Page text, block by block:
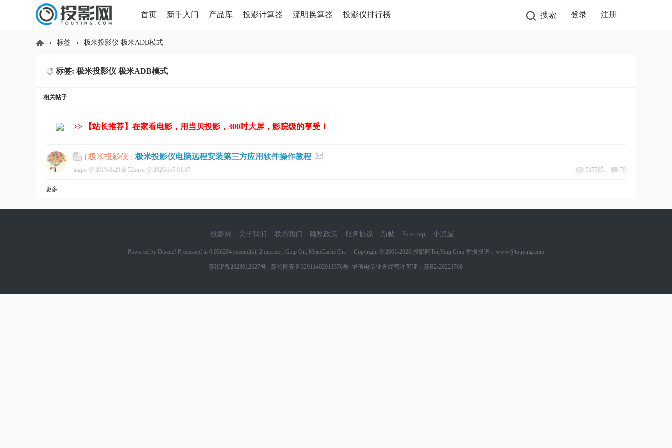
首页 新手入门 产品库 投影计算器 流明换算器 投影仪排行榜
HDMI版本对比 导读
搜索 登录 注册
› 标签 › 极米投影仪 极米ADB模式
标签: 极米投影仪 极米ADB模式
相关帖子
>> 【站长推荐】在家看电影，用当贝投影，300吋大屏，影院级的享受！
[极米投影仪] 极米投影仪电脑远程安装第三方应用软件操作教程
ingpo @ 2019-8-29 & 52susu @ 2026-1-5 01:37 517585 79
更多...
投影网 关于我们 联系我们 隐私政策 服务协议 新帖 Sitemap 小黑屋
Powered by Discuz! Processed in 0.036204 second(s), 2 queries , Gzip On, MemCache On. Copyright © 2001-2026 投影网TouYing.Com举报投诉：www@touying.com
苏ICP备2023012627号 苏公网安备32011402011376号 增值电信业务经营许可证：苏B2-20221768